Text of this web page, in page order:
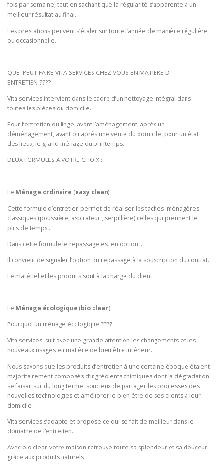
fois par semaine, tout en sachant que la régularité s’apparente à un
meilleur résultat au final.
Les prestations peuvent s’étaler sur toute l’année de manière régulière
ou occasionnelle.
QUE PEUT FAIRE VITA SERVICES CHEZ VOUS EN MATIERE D
ENTRETIEN ????
Vita services intervient dans le cadre d’un nettoyage intégral dans
toutes les pièces du domicile.
Pour l’entretien du linge, avant l’aménagement, après un
déménagement, avant ou après une vente du domicile, pour un état
des lieux, le grand ménage du printemps.
DEUX FORMULES A VOTRE CHOIX :
Le Ménage ordinaire (easy clean)
Cette formule d’entretien permet de réaliser les taches ménagères
classiques (poussière, aspirateur , serpillière) celles qui prennent le
plus de temps .
Dans cette formule le repassage est en option .
Il convient de signaler l’option du repassage à la souscription du contrat.
Le matériel et les produits sont à la charge du client.
Le Ménage écologique (bio clean)
Pourquoi un ménage écologique ????
Vita services suit avec une grande attention les changements et les
nouveaux usages en matière de bien être intérieur.
Nous savons que les produits d’entretien à une certaine époque étaient
majoritairement composés d’ingrédients chimiques dont la dégradation
se faisait sur du long terme. soucieux de partager les prouesses des
nouvelles technologies et améliorer le bien être de ses clients à leur
domicile
Vita services s’adapte et propose ce qui se fait de meilleur dans le
domaine de l’entretien.
Avec bio clean votre maison retrouve toute sa splendeur et sa douceur
grâce aux produits naturels